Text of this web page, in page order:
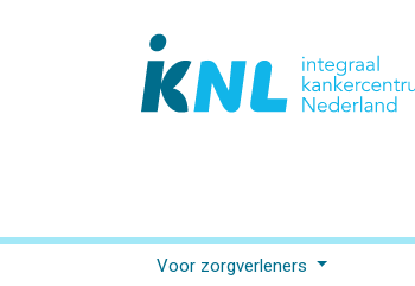
Voor zorgverleners